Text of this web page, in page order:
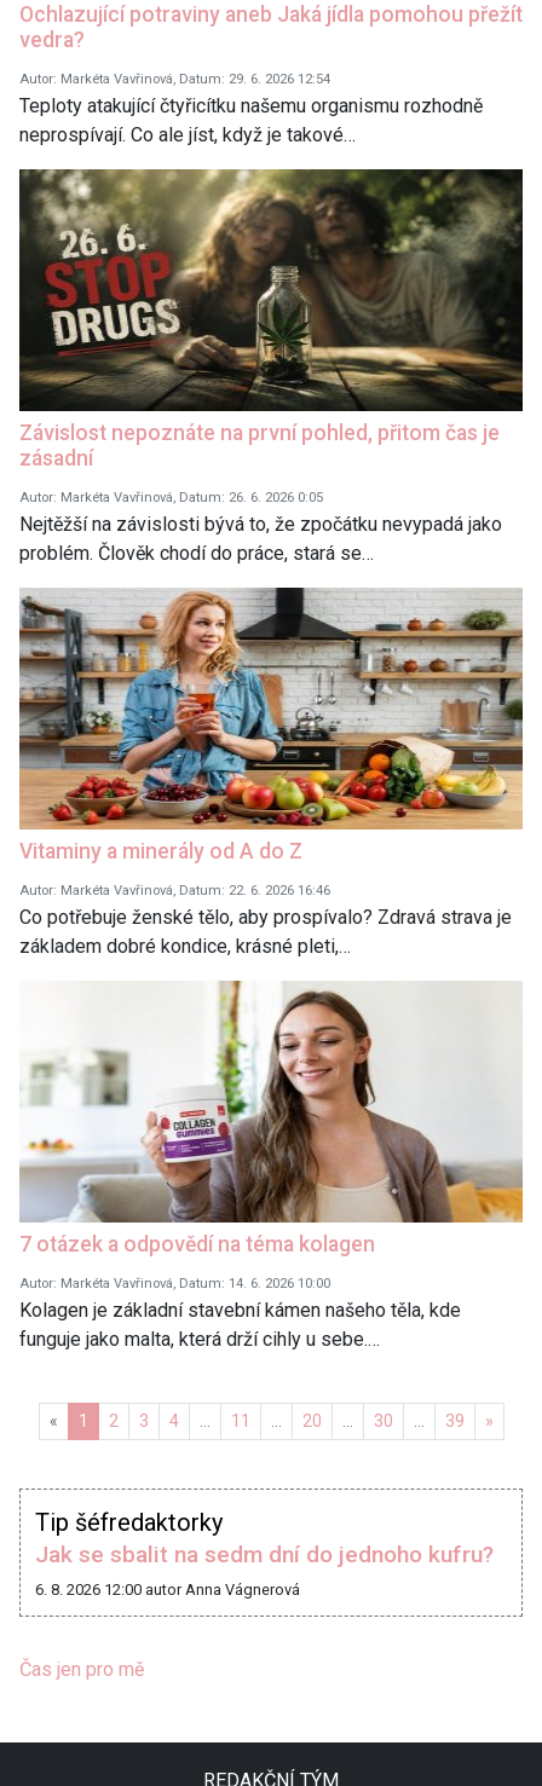
Ochlazující potraviny aneb Jaká jídla pomohou přežít
vedra?
Autor: Markéta Vavřinová, Datum: 29. 6. 2026 12:54
Teploty atakující čtyřicítku našemu organismu rozhodně
neprospívají. Co ale jíst, když je takové…
Závislost nepoznáte na první pohled, přitom čas je
zásadní
Autor: Markéta Vavřinová, Datum: 26. 6. 2026 0:05
Nejtěžší na závislosti bývá to, že zpočátku nevypadá jako
problém. Člověk chodí do práce, stará se…
Vitaminy a minerály od A do Z
Autor: Markéta Vavřinová, Datum: 22. 6. 2026 16:46
Co potřebuje ženské tělo, aby prospívalo? Zdravá strava je
základem dobré kondice, krásné pleti,…
7 otázek a odpovědí na téma kolagen
Autor: Markéta Vavřinová, Datum: 14. 6. 2026 10:00
Kolagen je základní stavební kámen našeho těla, kde
funguje jako malta, která drží cihly u sebe.…
«Předchozí
1 2 3 4 11 20 30 39 »Další
Tip šéfredaktorky
Jak se sbalit na sedm dní do jednoho kufru?
6. 8. 2026 12:00 autor Anna Vágnerová
Čas jen pro mě
REDAKČNÍ TÝM